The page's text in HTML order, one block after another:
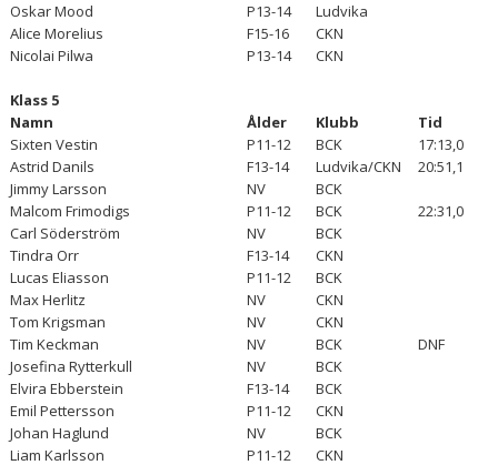
Oskar Mood
P13-14
Ludvika
Alice Morelius
F15-16
CKN
Nicolai Pilwa
P13-14 CKN
Klass 5
Namn
Ålder Klubb
Tid
Sixten Vestin
P11-12 BCK
17:13,0
Astrid Danils
F13-14 Ludvika/CKN
20:51,1
Jimmy Larsson
NV
BCK
Malcom Frimodigs
P11-12 BCK
22:31,0
Carl Söderström
NV
BCK
Tindra Orr
F13-14
CKN
Lucas Eliasson
P11-12
BCK
Max Herlitz
NV
CKN
Tom Krigsman
NV
CKN
Tim Keckman
NV BCK
DNF
Josefina Rytterkull
NV
BCK
Elvira Ebberstein
F13-14
BCK
Emil Pettersson
P11-12
CKN
Johan Haglund
NV
BCK
Liam Karlsson
P11-12
CKN